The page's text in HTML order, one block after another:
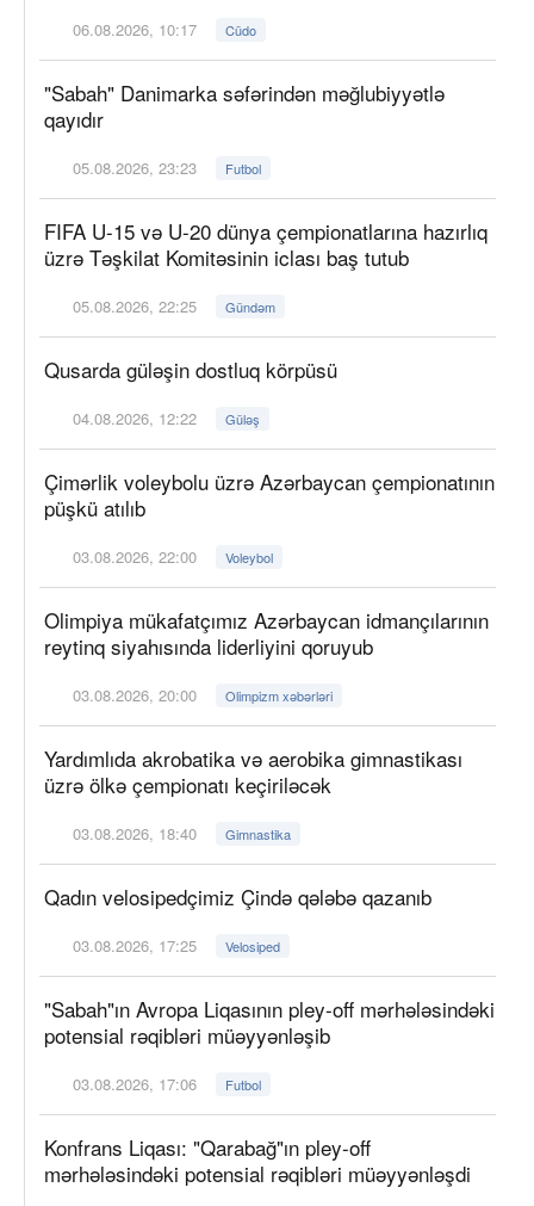
06.08.2026, 10:17 Cüdo
"Sabah" Danimarka səfərindən məğlubiyyətlə
qayıdır
05.08.2026, 23:23 Futbol
FIFA U-15 və U-20 dünya çempionatlarına hazırlıq
üzrə Təşkilat Komitəsinin iclası baş tutub
05.08.2026, 22:25 Gündəm
Qusarda güləşin dostluq körpüsü
04.08.2026, 12:22 Güləş
Çimərlik voleybolu üzrə Azərbaycan çempionatının
püşkü atılıb
03.08.2026, 22:00 Voleybol
Olimpiya mükafatçımız Azərbaycan idmançılarının
reytinq siyahısında liderliyini qoruyub
03.08.2026, 20:00 Olimpizm xəbərləri
Yardımlıda akrobatika və aerobika gimnastikası
üzrə ölkə çempionatı keçiriləcək
03.08.2026, 18:40 Gimnastika
Qadın velosipedçimiz Çində qələbə qazanıb
03.08.2026, 17:25 Velosiped
"Sabah"ın Avropa Liqasının pley-off mərhələsindəki
potensial rəqibləri müəyyənləşib
03.08.2026, 17:06 Futbol
Konfrans Liqası: "Qarabağ"ın pley-off
mərhələsindəki potensial rəqibləri müəyyənləşdi